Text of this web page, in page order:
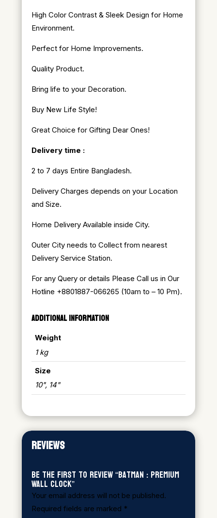
High Color Contrast & Sleek Design for Home
Environment.
Perfect for Home Improvements.
Quality Product.
Bring life to your Decoration.
Buy New Life Style!
Great Choice for Gifting Dear Ones!
Delivery time :
2 to 7 days Entire Bangladesh.
Delivery Charges depends on your Location
and Size.
Home Delivery Available inside City.
Outer City needs to Collect from nearest
Delivery Service Station.
For any Query or details Please Call us in Our
Hotline +8801887-066265 (10am to – 10 Pm).
ADDITIONAL INFORMATION
Weight
1 kg
Size
10", 14"
REVIEWS
Be the first to review “Batman : Premium
Wall Clock”
Your email address will not be published.
Required fields are marked *